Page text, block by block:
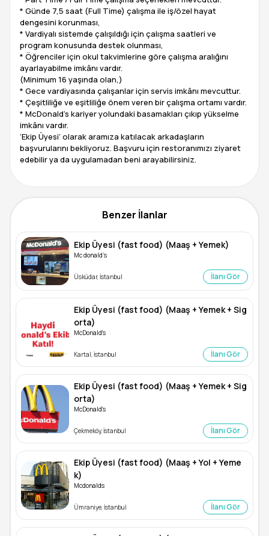
* Günde 7,5 saat (Full Time) çalışma ile iş/özel hayat
dengesini korunması,
* Vardiyalı sistemde çalışıldığı için çalışma saatleri ve
program konusunda destek olunması,
* Öğrenciler için okul takvimlerine göre çalışma aralığını
ayarlayabilme imkânı vardır.
(Minimum 16 yaşında olan,)
* Gece vardiyasında çalışanlar için servis imkânı mevcuttur.
* Çeşitliliğe ve eşitliliğe önem veren bir çalışma ortamı vardır.
* McDonald’s kariyer yolundaki basamakları çıkıp yükselme
imkânı vardır.
‘Ekip Üyesi’ olarak aramıza katılacak arkadaşların
başvurularını bekliyoruz. Başvuru için restoranımızı ziyaret
edebilir ya da uygulamadan beni arayabilirsiniz.
Benzer İlanlar
Ekip Üyesi (fast food) (Maaş + Yemek)
Mc donald’s
Üsküdar, İstanbul İlanı Gör
Ekip Üyesi (fast food) (Maaş + Yemek + Sig
orta)
McDonald's
Kartal, İstanbul İlanı Gör
Ekip Üyesi (fast food) (Maaş + Yemek + Sig
orta)
McDonald's
Çekmeköy, İstanbul İlanı Gör
Ekip Üyesi (fast food) (Maaş + Yol + Yeme
k)
Mcdonalds
Ümraniye, İstanbul İlanı Gör